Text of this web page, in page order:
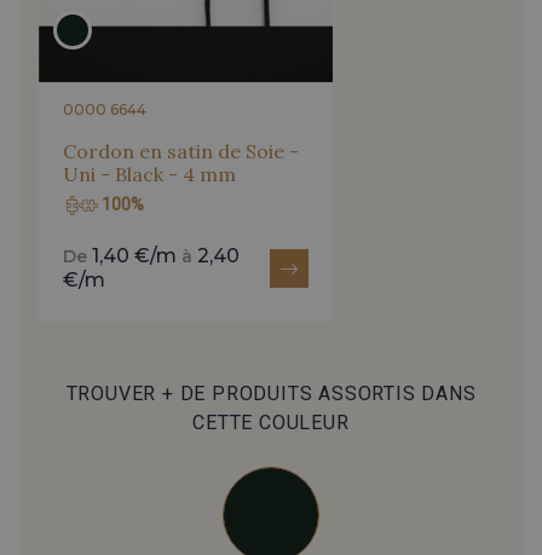
0000 6644
Cordon en satin de Soie -
Uni - Black - 4 mm
100%
De 1,40 €/m à 2,40
€/m
TROUVER + DE PRODUITS ASSORTIS DANS
CETTE COULEUR